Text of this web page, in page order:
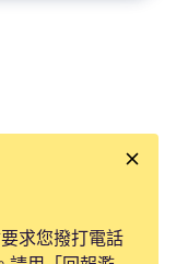
求您撥打電話